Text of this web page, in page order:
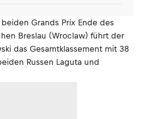
Grands Prix Ende des
Breslau (Wroclaw) führt der
das Gesamtklassement mit 38
Russen Laguta und